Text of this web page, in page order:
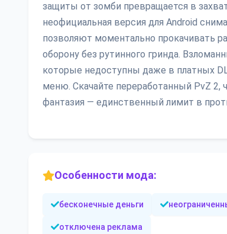
защиты от зомби превращается в
неофициальная версия для Android
позволяют моментально прокачивать
оборону без рутинного гринда.
которые недоступны даже в платных
меню. Скачайте переработанный PvZ
фантазия — единственный лимит в
Особенности мода:
бесконечные деньги
отключена реклама